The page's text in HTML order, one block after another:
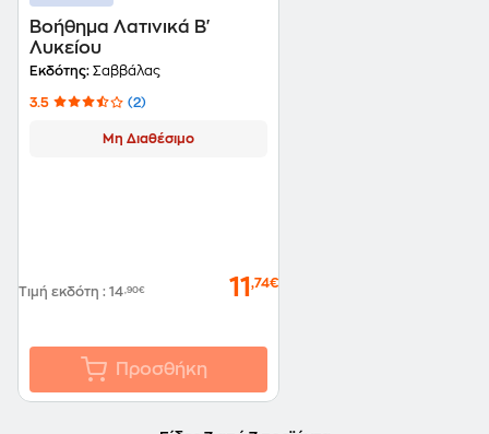
Βοήθημα Λατινικά Β'
Λυκείου
Εκδότης: Σαββάλας
3.5 (2)
Μη Διαθέσιμο
Τιμή εκδότη : 14,90€ 11 ,74€
Προσθήκη